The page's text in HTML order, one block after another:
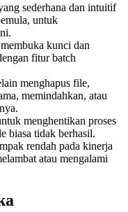
sederhana dan intuitif
untuk
kunci dan
fitur batch
menghapus file,
memindahkan, atau
menghentikan proses
biasa tidak berhasil.
rendah pada kinerja
atau mengalami